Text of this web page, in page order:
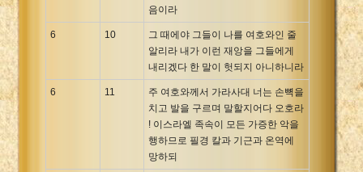
음이라
6 10
그 때에야 그들이 나를 여호와인 줄
알리라 내가 이런 재앙을 그들에게
내리겠다 한 말이 헛되지 아니하니라
6 11
주 여호와께서 가라사대 너는 손뼉을
치고 발을 구르며 말할지어다 오호라
! 이스라엘 족속이 모든 가증한 악을
행하므로 필경 칼과 기근과 온역에
망하되